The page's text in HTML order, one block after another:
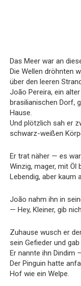
Das Meer war an
Die Wellen dröhnten
über den leeren
João Pereira, ein
brasilianischen Dorf,
Hause.
Und plötzlich sah er
schwarz-weißen
Er trat näher — es
Winzig, mager, mit Öl
Lebendig, aber kaum
João nahm ihn in
— Hey, Kleiner, gib
Zuhause wusch er
sein Gefieder und
Er nannte ihn Dindim
Der Pinguin hatte
Hof wie ein Welpe.